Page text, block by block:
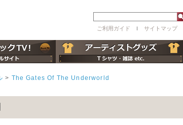
ご利用ガイド ｌ サイトマップ
> The Gates Of The Underworld